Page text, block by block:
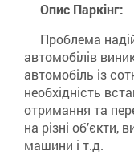
Опис Паркінг:
Проблема
автомобілів
автомобіль із
необхідність
отримання та
на різні об’єкти,
машини і т.д.